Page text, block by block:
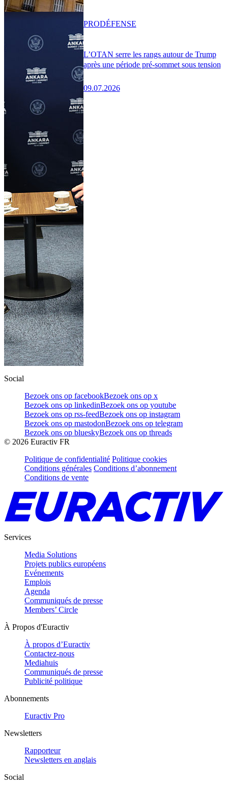
L’OTAN serre les rangs autour de Trump
après une période pré-sommet sous tension
09.07.2026
PRODÉFENSE
Social
Bezoek ons op facebookBezoek ons op x
Bezoek ons op linkedinBezoek ons op youtube
Bezoek ons op rss-feedBezoek ons op instagram
Bezoek ons op mastodonBezoek ons op telegram
Bezoek ons op blueskyBezoek ons op threads
© 2026 Euractiv FR
Politique de confidentialité Politique cookies
Conditions générales Conditions d’abonnement
Conditions de vente
Services
Media Solutions
Projets publics européens
Evénements
Emplois
Agenda
Communiqués de presse
Members’ Circle
À Propos d'Euractiv
À propos d’Euractiv
Contactez-nous
Mediahuis
Communiqués de presse
Publicité politique
Abonnements
Euractiv Pro
Newsletters
Rapporteur
Newsletters en anglais
Social